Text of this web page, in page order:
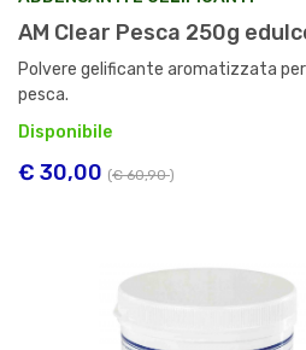
AM Clear Pesca 250g
Polvere gelificante aromatizzata
pesca.
Disponibile
€ 30,00 (€ 60,90)